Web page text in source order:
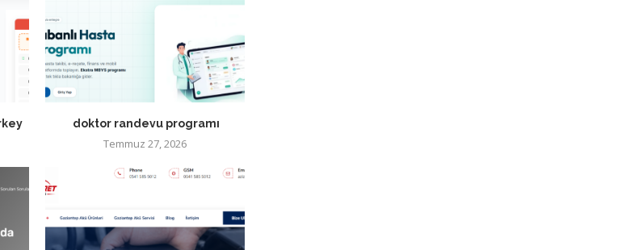
doktor randevu programı
Temmuz 27, 2026